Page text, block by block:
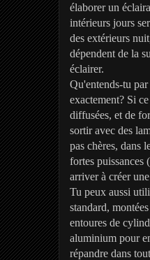
élaborer un
intérieurs jours
des extérieurs
dépendent de la
éclairer.
Qu'entends-tu
exactement? Si
diffusées, et de
sortir avec des
pas chères, dans
fortes puissances
arriver à créer
Tu peux aussi
standard,
entoures de
aluminium pour
répandre dans